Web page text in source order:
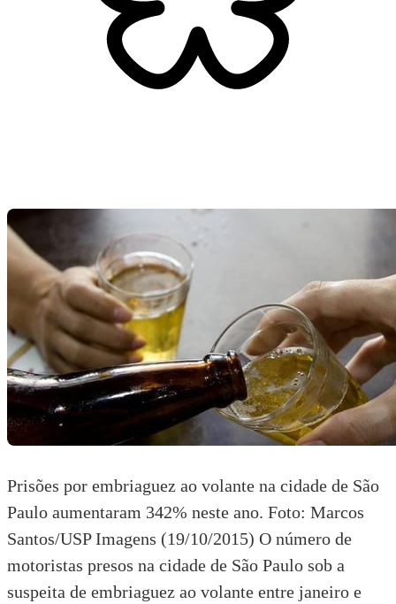
Prisões por embriaguez ao volante na cidade de São
Paulo aumentaram 342% neste ano. Foto: Marcos
Santos/USP Imagens (19/10/2015) O número de
motoristas presos na cidade de São Paulo sob a
suspeita de embriaguez ao volante entre janeiro e